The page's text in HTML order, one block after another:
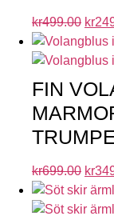
kr499.00 kr
FIN
kr699.00 kr